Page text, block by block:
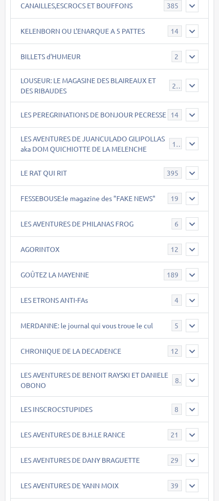
CANAILLES,ESCROCS ET BOUFFONS 385
KELENBORN OU L'ENARQUE A 5 PATTES 14
BILLETS d'HUMEUR 2
LOUSEUR: LE MAGASINE DES BLAIREAUX ET
DES RIBAUDES
21
LES PEREGRINATIONS DE BONJOUR PECRESSE 14
LES AVENTURES DE JUANCULADO GILIPOLLAS
aka DOM QUICHIOTTE DE LA MELENCHE
119
LE RAT QUI RIT 395
FESSEBOUSE:le magazine des "FAKE NEWS" 19
LES AVENTURES DE PHILANAS FROG 6
AGORINTOX 12
GOÛTEZ LA MAYENNE 189
LES ETRONS ANTI-FAs 4
MERDANNE: le journal qui vous troue le cul 5
CHRONIQUE DE LA DECADENCE 12
LES AVENTURES DE BENOIT RAYSKI ET DANIELE
OBONO
8
LES INSCROCSTUPIDES 8
LES AVENTURES DE B.H.LE RANCE 21
LES AVENTURES DE DANY BRAGUETTE 29
LES AVENTURES DE YANN MOIX 39